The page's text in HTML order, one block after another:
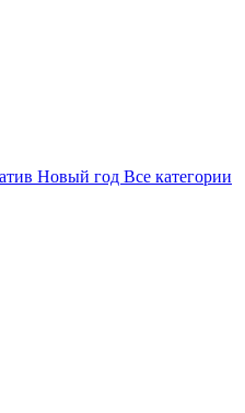
Новый год Все категории